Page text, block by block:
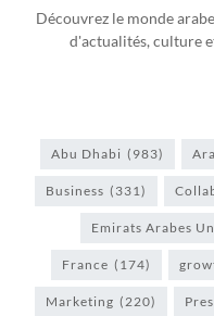
Découvrez le monde
d'actualités, culture
Abu Dhabi (983)
Business (331)
Emirats Arabes
France (174)
Marketing (220)